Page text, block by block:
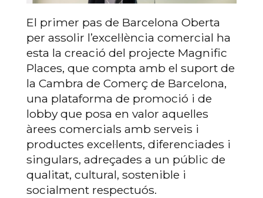
El primer pas de Barcelona Oberta
per assolir l’excel·lència comercial ha
esta la creació del projecte Magnific
Places, que compta amb el suport de
la Cambra de Comerç de Barcelona,
una plataforma de promoció i de
lobby que posa en valor aquelles
àrees comercials amb serveis i
productes excel·lents, diferenciades i
singulars, adreçades a un públic de
qualitat, cultural, sostenible i
socialment respectuós.